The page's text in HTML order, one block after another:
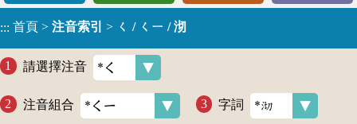
::: 首頁 > 注音索引 > ㄑ / ㄑㄧ / 沏
請選擇注音
注音組合 字詞